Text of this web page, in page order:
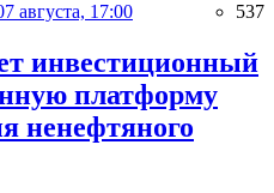
августа, 17:00 537
инвестиционный
платформу
ненефтяного